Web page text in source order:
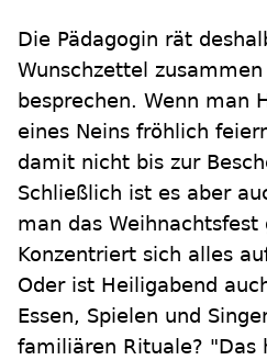
Die Pädagogin rät
Wunschzettel
besprechen. Wenn man
eines Neins fröhlich
damit nicht bis zur
Schließlich ist es aber
man das Weihnachtsfest
Konzentriert sich alles
Oder ist Heiligabend
Essen, Spielen und
familiären Rituale?